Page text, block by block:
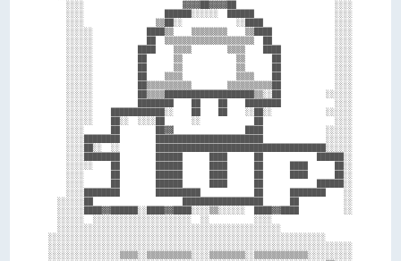
    ░░░░                      ▓▓▓▓██▓▓▓▓██                      ░░░░
    ░░░░                  ██████░░░░░░  ██████                  ░░░░
    ░░░░                ▒▒██░░            ░░████                ░░░░
    ░░░░░░            ████▒▒    ▒▒▒▒▒▒▒▒    ▒▒████              ░░░░
    ░░░░░░            ██  ▒▒▒▒▒▒▒▒▒▒▒▒▒▒▒▒▒▒▒▒  ██              ░░░░
    ░░░░░░          ████    ▒▒▒▒        ▒▒▒▒    ████            ░░░░
    ░░░░░░          ██      ▒▒            ▒▒      ██            ░░░░
    ░░░░░░          ██      ▒▒            ▒▒      ██            ░░░░
    ░░░░░░          ██    ▒▒▒▒            ▒▒▒▒    ██            ░░░░
    ░░░░░░          ██▒▒▒▒▒▒▒▒▒▒        ▒▒▒▒▒▒▒▒▒▒██            ░░░░
    ░░░░░░          ██▒▒▒▒████████████████████▒▒░░██          ░░░░░░
    ░░░░░░          ████████    ██    ██    ████████            ░░░░
    ░░░░░░    ████████████░░    ██    ██    ░░██░░            ░░░░░░
    ░░░░░░    ██░░  ░░░░██      ░░            ██                ░░░░
    ░░░░      ██        ██▓▓                ████              ░░░░░░
    ░░░░████████        ████████████████████████              ░░░░░░
    ░░░░██░░  ░░        ██████████████████████████████████████░░░░░░
    ░░░░████████        ██████      ████      ██            ██████░░
    ░░░░░░    ██        ██████      ████      ██      ████      ██░░
    ░░░░      ██        ██████      ████      ██      ████      ██░░
    ░░░░      ██        ██████      ████      ██            ██████░░
    ░░░░████████        ██████████            ██      ████████    ░░
  ░░░░░░██                    ██████████████████      ██          ░░
  ░░░░░░████▓▓██████░░████▓▓████░░░░▒▒░░░░░░  ████▓▓████          ░░
  ░░░░░░  ░░░░░░░░░░░░░░░░░░░░░░  ░░          ░░░░
  ░░░░░░░░░░░░░░░░░░░░░░░░░░░░░░░░░░░░░░░░░░░░░░░░░░
░░░░░░░░░░░░░░░░░░░░░░░░░░░░░░░░░░░░░░░░░░░░░░░░░░░░░░░░░░░░░░
░░░░░░░░░░░░░░░░░░░░░░░░░░░░░░░░░░░░░░░░░░░░░░░░░░░░░░░░░░░░░░░░░░░░
░░░░░░░░░░░░░░░░▒▒▒▒░░▒▒▒▒▒▒▒▒▒▒░░░░▒▒▒▒▒▒▒▒░░▒▒▒▒▒▒▒▒▒▒▒▒░░░░░░░░░░